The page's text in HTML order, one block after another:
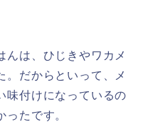
んは、ひじきやワカメ
。だからといって、メ
味付けになっているの
たです。